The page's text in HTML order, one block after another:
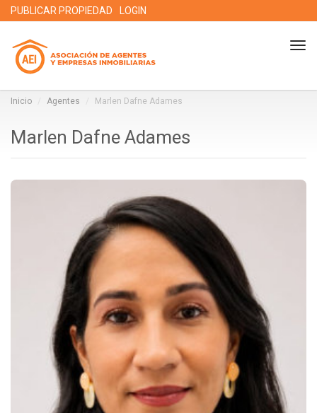
PUBLICAR PROPIEDAD LOGIN
Inicio Agentes Marlen Dafne Adames
Marlen Dafne Adames